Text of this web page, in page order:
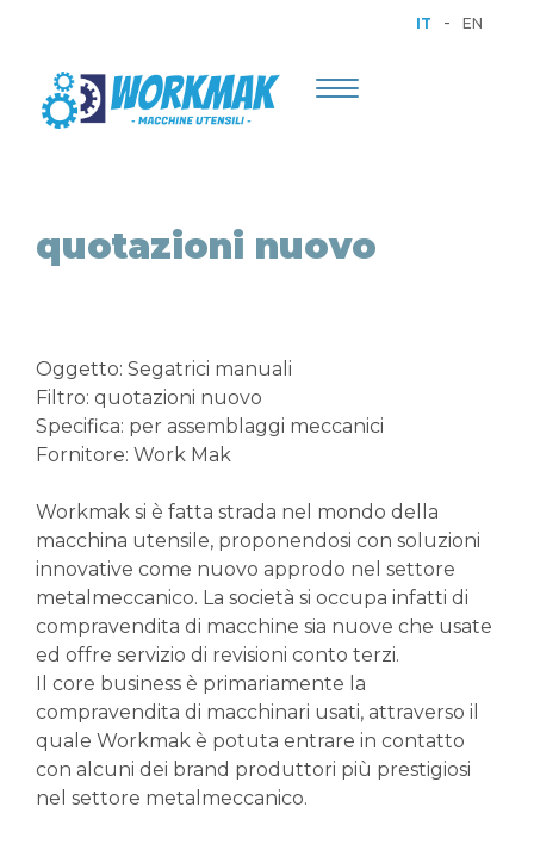
IT - EN
Toggle
quotazioni nuovo
Oggetto: Segatrici manuali
Filtro: quotazioni nuovo
Specifica: per assemblaggi meccanici
Fornitore: Work Mak
Workmak si è fatta strada nel mondo della
macchina utensile, proponendosi con soluzioni
innovative come nuovo approdo nel settore
metalmeccanico. La società si occupa infatti di
compravendita di macchine sia nuove che usate
ed offre servizio di revisioni conto terzi.
Il core business è primariamente la
compravendita di macchinari usati, attraverso il
quale Workmak è potuta entrare in contatto
con alcuni dei brand produttori più prestigiosi
nel settore metalmeccanico.